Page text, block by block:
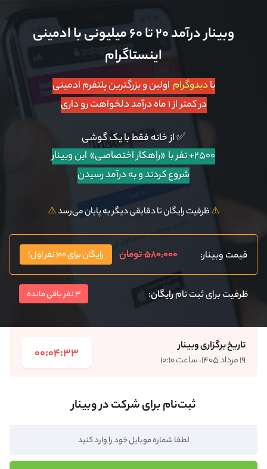
وبینار درآمد ۲۰ تا ۶۰ میلیونی با ادمینی
اینستاگرام
بادیدوگرام اولین و بزرگترین پلتفرم ادمینی
در کمتر از ۱ ماه درآمد دلخواهت رو داری
✅ از خانه فقط با یک گوشی
۲۵۰۰+ نفر با «راهکار اختصاصی»
این وبینار
شروع کردند و به درآمد رسیدن
⚠️ظرفیت رایگان تا دقایقی دیگر به پایان می‌رسد⚠️
قیمت وبینار: ۵۸۰,۰۰۰ تومان رایگان برای ۱۰۰ نفر اول!
ظرفیت برای ثبت نامرایگان: 3 نفر باقی مانده
تاریخ برگزاری وبینار
۱۹ مرداد ۱۴۰۵، ساعت ۱۰:۱۰ 00:04:33
ثبت‌نام برای شرکت در وبینار